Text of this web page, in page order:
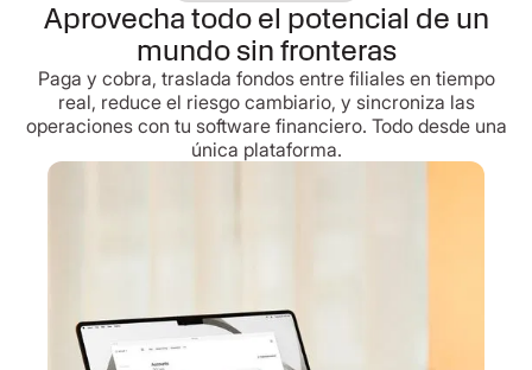
Aprovecha todo el potencial de un
mundo sin fronteras
Paga y cobra, traslada fondos entre filiales en tiempo
real, reduce el riesgo cambiario, y sincroniza las
operaciones con tu software financiero. Todo desde una
única plataforma.